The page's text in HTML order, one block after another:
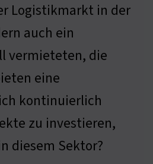
Logistikmarkt in der
auch ein
vermieteten, die
eine
kontinuierlich
zu investieren,
diesem Sektor?